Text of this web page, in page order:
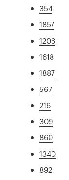
354
1857
1206
1618
1887
567
216
309
860
1340
892